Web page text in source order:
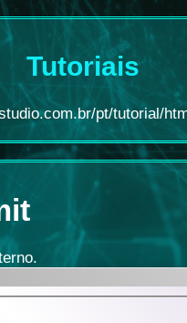
Tutoriais
pt/tutorial/